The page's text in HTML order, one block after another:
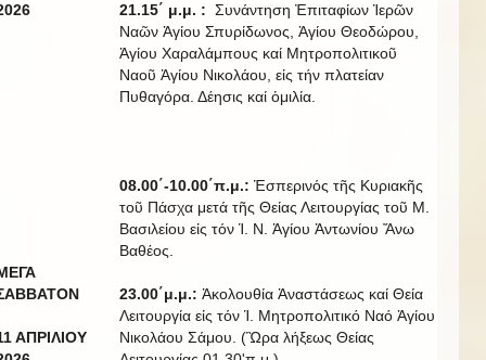
26 21.15΄ μ.μ. : Συνάντηση Ἐπιταφίων Ἱερῶν
Ναῶν Ἀγίου Σπυρίδωνος, Ἁγίου Θεοδώρου,
Ἁγίου Χαραλάμπους καί Μητροπολιτικοῦ
Ναοῦ Ἁγίου Νικολάου, εἰς τήν πλατείαν
Πυθαγόρα. Δέησις καί ὁμιλία.
ΑΠΡΙΛΙΟΥ
08.00΄-10.00΄π.μ.: Ἑσπερινός τῆς Κυριακῆς
τοῦ Πάσχα μετά τῆς Θείας Λειτουργίας τοῦ Μ.
Βασιλείου εἰς τόν Ἱ. Ν. Ἁγίου Ἀντωνίου Ἄνω
Βαθέος.
23.00΄μ.μ.: Ἀκολουθία Ἀναστάσεως καί Θεία
Λειτουργία εἰς τόν Ἱ. Μητροπολιτικό Ναό Ἁγίου
Νικολάου Σάμου. (Ὣρα λήξεως Θείας